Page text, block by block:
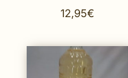
12,95€